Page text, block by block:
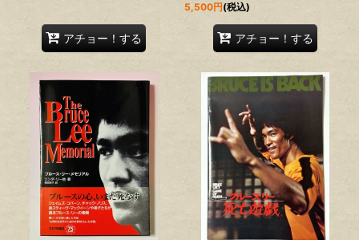
アチョー！する
5,500円(税込)
アチョー！する